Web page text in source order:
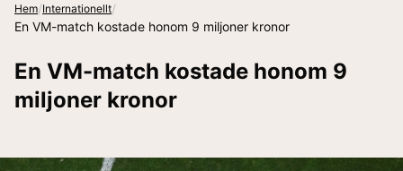
Hem/Internationellt/
En VM-match kostade honom 9 miljoner kronor
En VM-match kostade honom 9
miljoner kronor